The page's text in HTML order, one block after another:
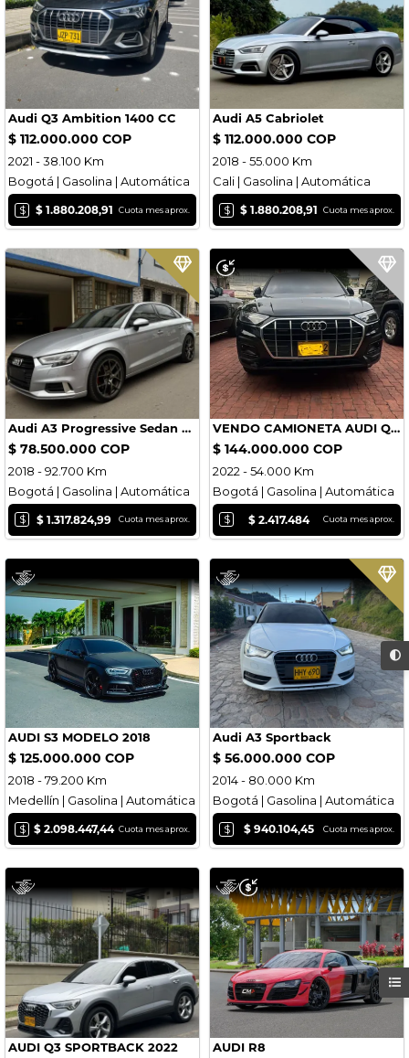
Audi Q3 Ambition 1400 CC
$ 112.000.000 COP
2021 - 38.100 Km
Bogotá | Gasolina | Automática
$ $ 1.880.208,91 Cuota mes aprox.
Audi A5 Cabriolet
$ 112.000.000 COP
2018 - 55.000 Km
Cali | Gasolina | Automática
$ $ 1.880.208,91 Cuota mes aprox.
Audi A3 Progressive Sedan 2018
$ 78.500.000 COP
2018 - 92.700 Km
Bogotá | Gasolina | Automática
$ $ 1.317.824,99 Cuota mes aprox.
VENDO CAMIONETA AUDI Q5 SPORTBACK HIBRIDA
$ 144.000.000 COP
2022 - 54.000 Km
Bogotá | Gasolina | Automática
$ $ 2.417.484 Cuota mes aprox.
AUDI S3 MODELO 2018
$ 125.000.000 COP
2018 - 79.200 Km
Medellín | Gasolina | Automática
$ $ 2.098.447,44 Cuota mes aprox.
Audi A3 Sportback
$ 56.000.000 COP
2014 - 80.000 Km
Bogotá | Gasolina | Automática
$ $ 940.104,45 Cuota mes aprox.
AUDI Q3 SPORTBACK 2022 AUDI R8